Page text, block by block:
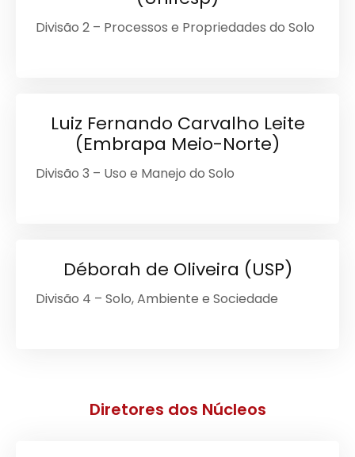
Divisão 2 – Processos e Propriedades do Solo
Luiz Fernando Carvalho Leite
(Embrapa Meio-Norte)
Divisão 3 – Uso e Manejo do Solo
Déborah de Oliveira (USP)
Divisão 4 – Solo, Ambiente e Sociedade
Diretores dos Núcleos